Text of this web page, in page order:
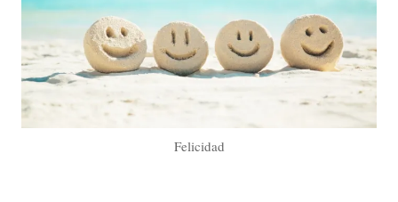
Felicidad